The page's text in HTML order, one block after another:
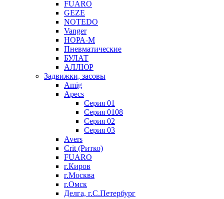
FUARO
GEZE
NOTEDO
Vanger
НОРА-М
Пневматические
БУЛАТ
АЛЛЮР
Задвижки, засовы
Amig
Apecs
Серия 01
Серия 0108
Серия 02
Серия 03
Avers
Crit (Ритко)
FUARO
г.Киров
г.Москва
г.Омск
Делга, г.С.Петербург